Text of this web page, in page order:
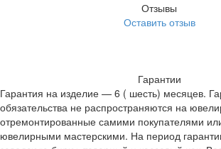
Отзывы
Оставить отзыв
Гарантии
Гарантия на изделие — 6 ( шесть) месяцев.
обязательства не распространяются на
отремонтированные самими покупателями
ювелирными мастерскими. На период